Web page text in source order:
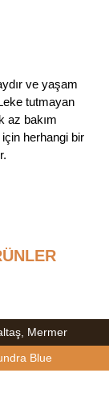
ve yaşam
tutmayan
az bakım
için herhangi bir
, Mermer
Blue